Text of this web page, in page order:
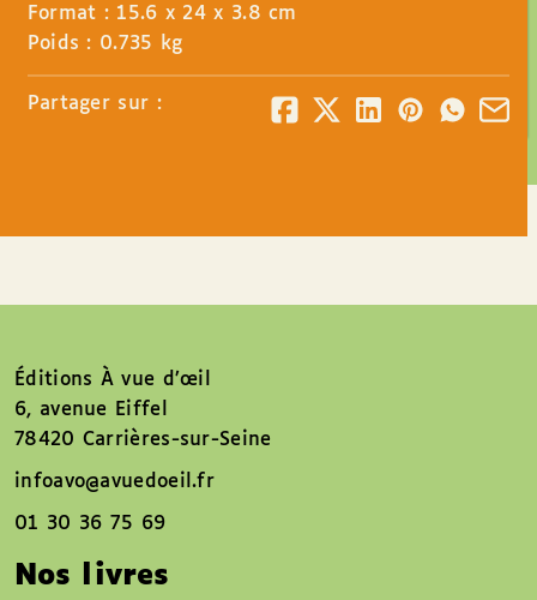
Format : 15.6 x 24 x 3.8 cm
Poids : 0.735 kg
Partager sur :
Éditions À vue d’œil
6, avenue Eiffel
78420 Carrières-sur-Seine
infoavo@avuedoeil.fr
01 30 36 75 69
Nos livres